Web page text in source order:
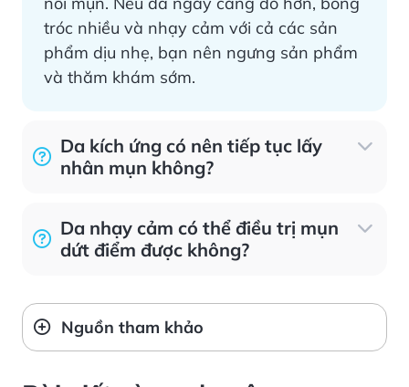
tróc nhiều và nhạy cảm với cả các sản
phẩm dịu nhẹ, bạn nên ngưng sản phẩm
và thăm khám sớm.
Da kích ứng có nên tiếp tục lấy
nhân mụn không?
Da nhạy cảm có thể điều trị mụn
dứt điểm được không?
Nguồn tham khảo